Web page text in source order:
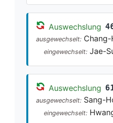
Auswechslung
ausgewechselt:
eingewechselt: Jae-
Auswechslung
ausgewechselt: Sang-
eingewechselt: